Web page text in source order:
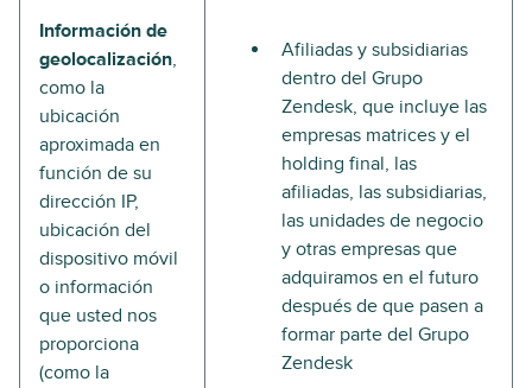
Información de
geolocalización,
como la
ubicación
aproximada en
función de su
dirección IP,
ubicación del
dispositivo móvil
o información
que usted nos
proporciona
(como la
Afiliadas y subsidiarias
dentro del Grupo
Zendesk, que incluye las
empresas matrices y el
holding final, las
afiliadas, las subsidiarias,
las unidades de negocio
y otras empresas que
adquiramos en el futuro
después de que pasen a
formar parte del Grupo
Zendesk